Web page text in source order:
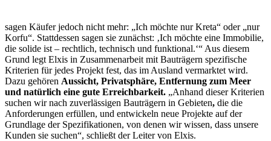
sagen Käufer jedoch nicht mehr: „Ich möchte nur Kreta“ oder „nur
Korfu“. Stattdessen sagen sie zunächst: ‚Ich möchte eine Immobilie,
die solide ist – rechtlich, technisch und funktional.‘“ Aus diesem
Grund legt Elxis in Zusammenarbeit mit Bauträgern spezifische
Kriterien für jedes Projekt fest, das im Ausland vermarktet wird.
Dazu gehören Aussicht, Privatsphäre, Entfernung zum Meer
und natürlich eine gute Erreichbarkeit. „Anhand dieser Kriterien
suchen wir nach zuverlässigen Bauträgern in Gebieten, die die
Anforderungen erfüllen, und entwickeln neue Projekte auf der
Grundlage der Spezifikationen, von denen wir wissen, dass unsere
Kunden sie suchen“, schließt der Leiter von Elxis.